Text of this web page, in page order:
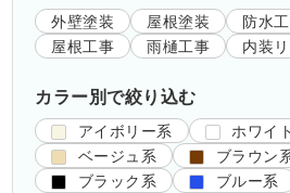
外壁塗装 屋根塗装 防水
屋根工事
雨樋工事 内装
カラー別で絞り込む
アイボリー系
ホワイ
ベージュ系
ブラウン
ブラック系
ブルー系